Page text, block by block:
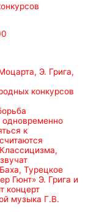
Э. Грига,
конкурсов
одновременно
к
Турецкое
Гюнт» Э. Грига и
концерт
музыка Г.В.